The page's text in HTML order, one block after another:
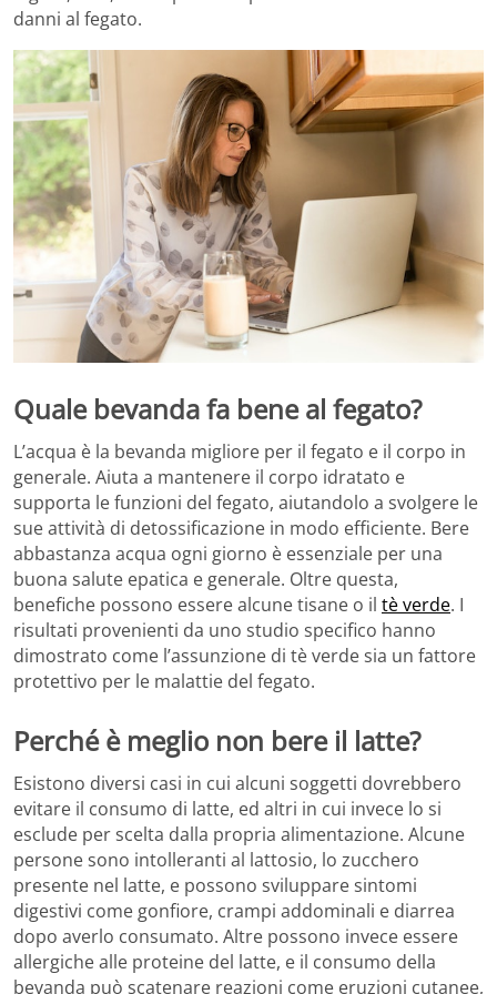
danni al fegato.
Quale bevanda fa bene al fegato?
L’acqua è la bevanda migliore per il fegato e il corpo in
generale. Aiuta a mantenere il corpo idratato e
supporta le funzioni del fegato, aiutandolo a svolgere le
sue attività di detossificazione in modo efficiente. Bere
abbastanza acqua ogni giorno è essenziale per una
buona salute epatica e generale. Oltre questa,
benefiche possono essere alcune tisane o il tè verde. I
risultati provenienti da uno studio specifico hanno
dimostrato come l’assunzione di tè verde sia un fattore
protettivo per le malattie del fegato.
Perché è meglio non bere il latte?
Esistono diversi casi in cui alcuni soggetti dovrebbero
evitare il consumo di latte, ed altri in cui invece lo si
esclude per scelta dalla propria alimentazione. Alcune
persone sono intolleranti al lattosio, lo zucchero
presente nel latte, e possono sviluppare sintomi
digestivi come gonfiore, crampi addominali e diarrea
dopo averlo consumato. Altre possono invece essere
allergiche alle proteine del latte, e il consumo della
bevanda può scatenare reazioni come eruzioni cutanee,